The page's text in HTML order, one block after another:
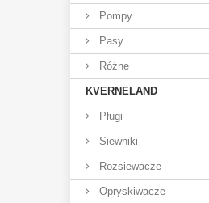
Pompy
Pasy
Różne
KVERNELAND
Pługi
Siewniki
Rozsiewacze
Opryskiwacze